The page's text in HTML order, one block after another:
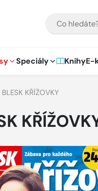
Speciály KnihyE-
BLESK KŘÍŽOVKY